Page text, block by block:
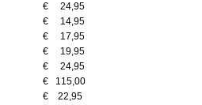
€ 24,95
€ 14,95
€ 17,95
€ 19,95
€ 24,95
€ 115,00
€ 22,95